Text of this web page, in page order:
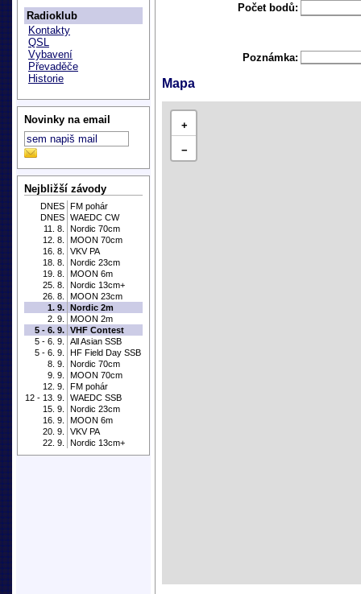
Radioklub
Kontakty
QSL
Vybavení
Převaděče
Historie
Novinky na email
Nejbližší závody
DNES FM pohár
DNES WAEDC CW
11. 8.
Nordic 70cm
12. 8.
MOON 70cm
16. 8.
VKV PA
18. 8.
Nordic 23cm
19. 8.
MOON 6m
25. 8.
Nordic 13cm+
26. 8.
MOON 23cm
1. 9. Nordic 2m
2. 9.
MOON 2m
5 - 6. 9. VHF Contest
5 - 6. 9.
All Asian SSB
5 - 6. 9.
HF Field Day SSB
8. 9.
Nordic 70cm
9. 9.
MOON 70cm
12. 9.
FM pohár
12 - 13. 9.
WAEDC SSB
15. 9.
Nordic 23cm
16. 9.
MOON 6m
20. 9.
VKV PA
22. 9.
Nordic 13cm+
Počet bodů:
Poznámka:
Mapa
+
−